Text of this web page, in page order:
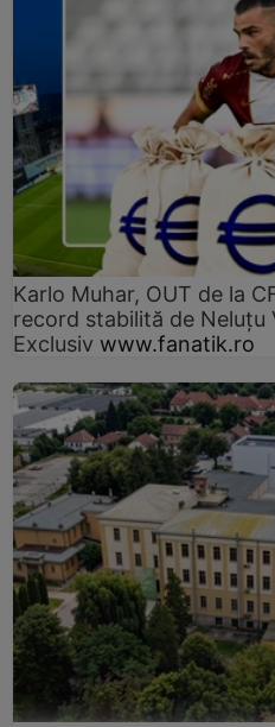
Karlo Muhar, OUT de la
record stabilită de Neluțu
Exclusiv www.fanatik.ro